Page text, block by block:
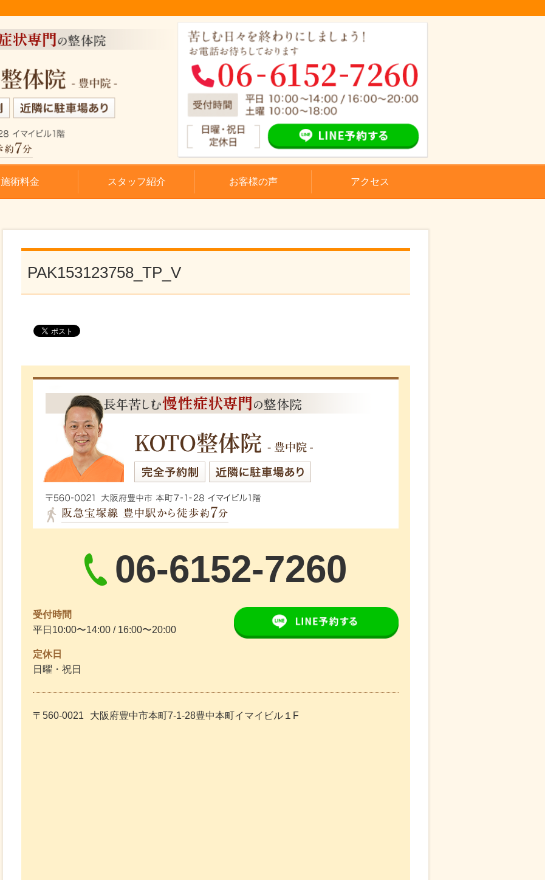
施術料金 スタッフ紹介 お客様の声 アクセス
PAK153123758_TP_V
06-6152-7260
受付時間
平日10:00〜14:00 / 16:00〜20:00
定休日
日曜・祝日
〒560-0021 大阪府豊中市本町7-1-28豊中本町イマイビル１F